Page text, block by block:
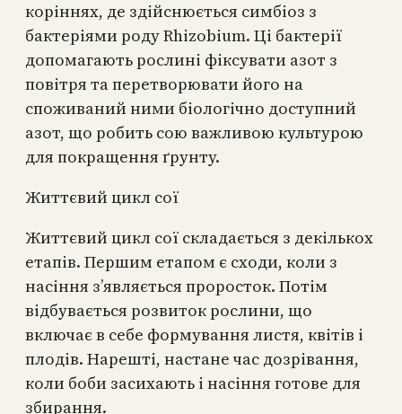
коріннях, де здійснюється симбіоз з
бактеріями роду Rhizobium. Ці бактерії
допомагають рослині фіксувати азот з
повітря та перетворювати його на
споживаний ними біологічно доступний
азот, що робить сою важливою культурою
для покращення ґрунту.
Життєвий цикл сої
Життєвий цикл сої складається з декількох
етапів. Першим етапом є сходи, коли з
насіння з’являється проросток. Потім
відбувається розвиток рослини, що
включає в себе формування листя, квітів і
плодів. Нарешті, настане час дозрівання,
коли боби засихають і насіння готове для
збирання.